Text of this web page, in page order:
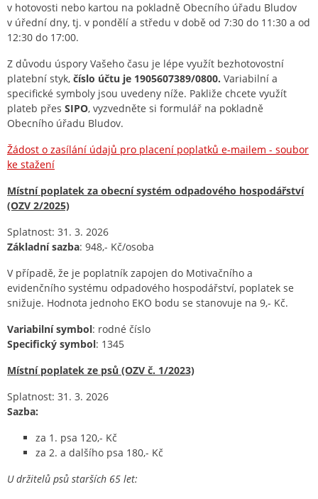
v hotovosti nebo kartou na pokladně Obecního úřadu Bludov
v úřední dny, tj. v pondělí a středu v době od 7:30 do 11:30 a od
12:30 do 17:00.
Z důvodu úspory Vašeho času je lépe využít bezhotovostní
platební styk, číslo účtu je 1905607389/0800. Variabilní a
specifické symboly jsou uvedeny níže. Pakliže chcete využít
plateb přes SIPO, vyzvedněte si formulář na pokladně
Obecního úřadu Bludov.
Žádost o zasílání údajů pro placení poplatků e-mailem - soubor
ke stažení
Místní poplatek za obecní systém odpadového hospodářství
(OZV 2/2025)
Splatnost: 31. 3. 2026
Základní sazba: 948,- Kč/osoba
V případě, že je poplatník zapojen do Motivačního a
evidenčního systému odpadového hospodářství, poplatek se
snižuje. Hodnota jednoho EKO bodu se stanovuje na 9,- Kč.
Variabilní symbol: rodné číslo
Specifický symbol: 1345
Místní poplatek ze psů (OZV č. 1/2023)
Splatnost: 31. 3. 2026
Sazba:
za 1. psa 120,- Kč
za 2. a dalšího psa 180,- Kč
U držitelů psů starších 65 let: